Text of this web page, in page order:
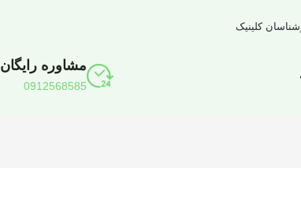
کلینیک
مشاوره رایگان
0912568585